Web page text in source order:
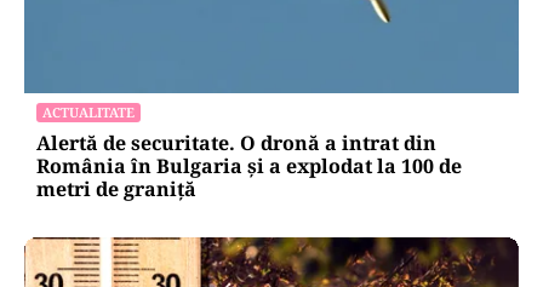
ACTUALITATE
Alertă de securitate. O dronă a intrat din
România în Bulgaria şi a explodat la 100 de
metri de graniţă